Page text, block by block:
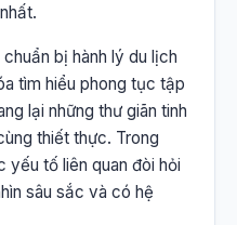
bị hành lý du lịch
tìm hiểu phong tục tập
lại những thư giãn tinh
thiết thực. Trong
tố liên quan đòi hỏi
sâu sắc và có hệ